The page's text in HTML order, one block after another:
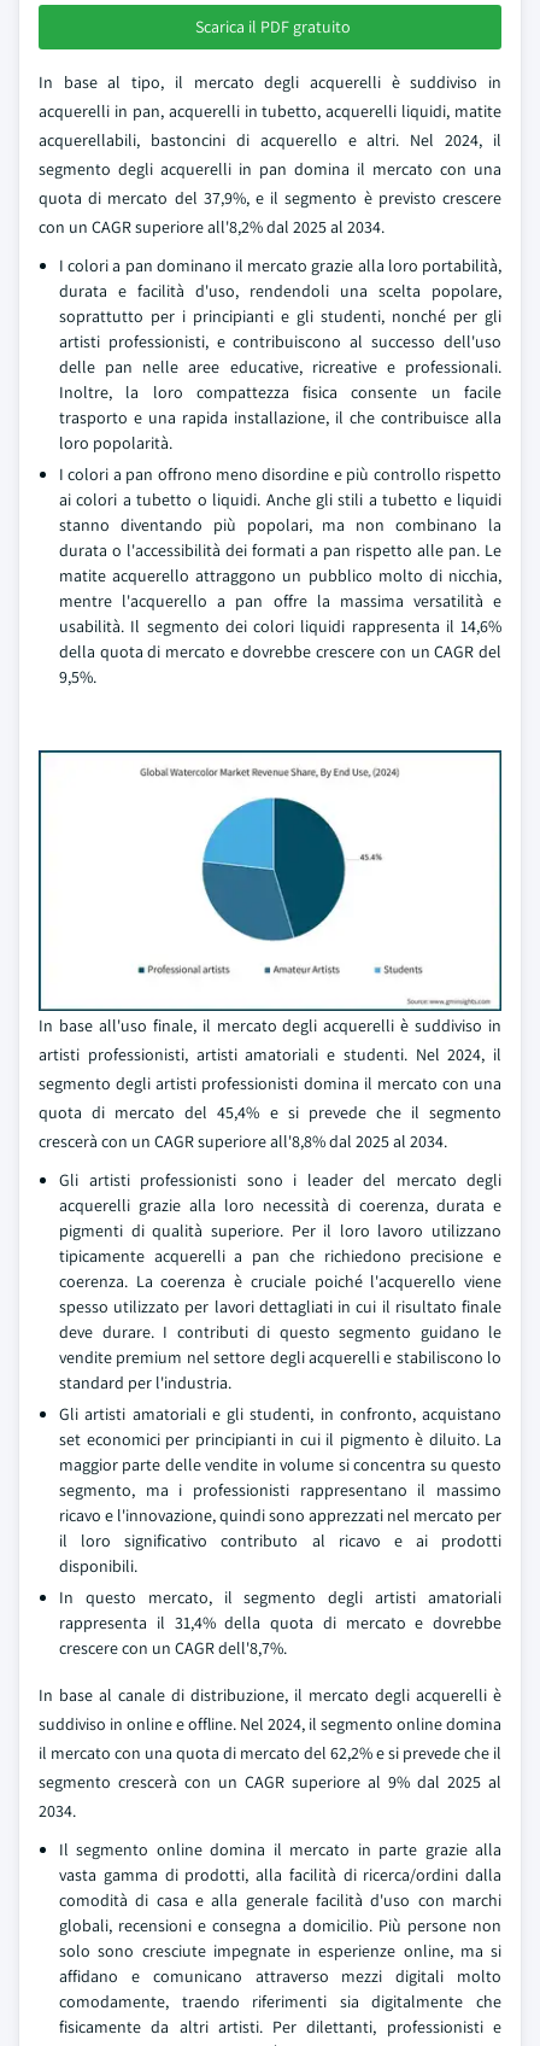
Scarica il PDF gratuito
In base al tipo, il mercato degli acquerelli è suddiviso in
acquerelli in pan, acquerelli in tubetto, acquerelli liquidi, matite
acquerellabili, bastoncini di acquerello e altri. Nel 2024, il
segmento degli acquerelli in pan domina il mercato con una
quota di mercato del 37,9%, e il segmento è previsto crescere
con un CAGR superiore all'8,2% dal 2025 al 2034.
I colori a pan dominano il mercato grazie alla loro portabilità,
durata e facilità d'uso, rendendoli una scelta popolare,
soprattutto per i principianti e gli studenti, nonché per gli
artisti professionisti, e contribuiscono al successo dell'uso
delle pan nelle aree educative, ricreative e professionali.
Inoltre, la loro compattezza fisica consente un facile
trasporto e una rapida installazione, il che contribuisce alla
loro popolarità.
I colori a pan offrono meno disordine e più controllo rispetto
ai colori a tubetto o liquidi. Anche gli stili a tubetto e liquidi
stanno diventando più popolari, ma non combinano la
durata o l'accessibilità dei formati a pan rispetto alle pan. Le
matite acquerello attraggono un pubblico molto di nicchia,
mentre l'acquerello a pan offre la massima versatilità e
usabilità. Il segmento dei colori liquidi rappresenta il 14,6%
della quota di mercato e dovrebbe crescere con un CAGR del
9,5%.
In base all'uso finale, il mercato degli acquerelli è suddiviso in
artisti professionisti, artisti amatoriali e studenti. Nel 2024, il
segmento degli artisti professionisti domina il mercato con una
quota di mercato del 45,4% e si prevede che il segmento
crescerà con un CAGR superiore all'8,8% dal 2025 al 2034.
Gli artisti professionisti sono i leader del mercato degli
acquerelli grazie alla loro necessità di coerenza, durata e
pigmenti di qualità superiore. Per il loro lavoro utilizzano
tipicamente acquerelli a pan che richiedono precisione e
coerenza. La coerenza è cruciale poiché l'acquerello viene
spesso utilizzato per lavori dettagliati in cui il risultato finale
deve durare. I contributi di questo segmento guidano le
vendite premium nel settore degli acquerelli e stabiliscono lo
standard per l'industria.
Gli artisti amatoriali e gli studenti, in confronto, acquistano
set economici per principianti in cui il pigmento è diluito. La
maggior parte delle vendite in volume si concentra su questo
segmento, ma i professionisti rappresentano il massimo
ricavo e l'innovazione, quindi sono apprezzati nel mercato per
il loro significativo contributo al ricavo e ai prodotti
disponibili.
In questo mercato, il segmento degli artisti amatoriali
rappresenta il 31,4% della quota di mercato e dovrebbe
crescere con un CAGR dell'8,7%.
In base al canale di distribuzione, il mercato degli acquerelli è
suddiviso in online e offline. Nel 2024, il segmento online domina
il mercato con una quota di mercato del 62,2% e si prevede che il
segmento crescerà con un CAGR superiore al 9% dal 2025 al
2034.
Il segmento online domina il mercato in parte grazie alla
vasta gamma di prodotti, alla facilità di ricerca/ordini dalla
comodità di casa e alla generale facilità d'uso con marchi
globali, recensioni e consegna a domicilio. Più persone non
solo sono cresciute impegnate in esperienze online, ma si
affidano e comunicano attraverso mezzi digitali molto
comodamente, traendo riferimenti sia digitalmente che
fisicamente da altri artisti. Per dilettanti, professionisti e